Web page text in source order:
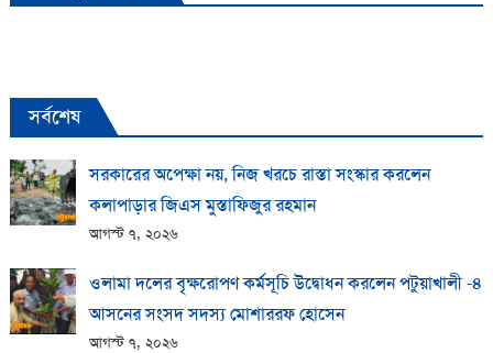
সর্বশেষ
সরকারের অপেক্ষা নয়, নিজ খরচে রাস্তা সংস্কার করলেন
কলাপাড়ার জিএস মুস্তাফিজুর রহমান
আগস্ট ৭, ২০২৬
ওলামা দলের বৃক্ষরোপণ কর্মসূচি উদ্বোধন করলেন পটুয়াখালী -৪
আসনের সংসদ সদস্য মোশাররফ হোসেন
আগস্ট ৭, ২০২৬